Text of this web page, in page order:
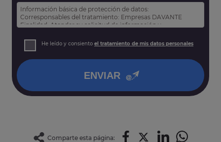
Información básica de protección de datos:
Corresponsables del tratamiento: Empresas DAVANTE
Finalidad: Atender su solicitud de información y
Derechos: Puede acceder, rectificar y suprimir sus datos,
así como otros derechos tal y como se explica en nuestra
He leído y consiento el tratamiento de mis datos personales
ENVIAR
Comparte esta página: